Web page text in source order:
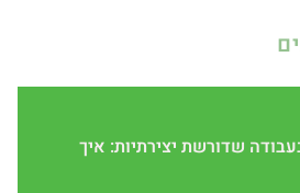
שדורשת יצירתיות: איך